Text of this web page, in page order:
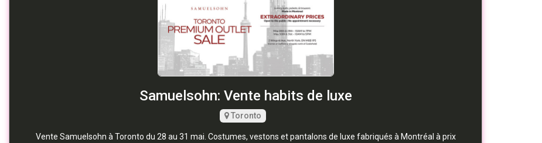
Samuelsohn: Vente habits de luxe
Toronto
Vente Samuelsohn à Toronto du 28 au 31 mai. Costumes, vestons et pantalons de luxe fabriqués à Montréal à prix